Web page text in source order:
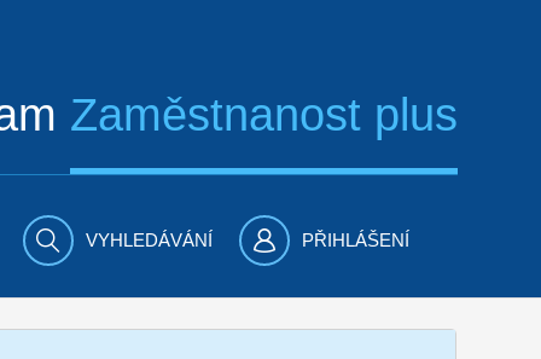
Zaměstnanost plus
VYHLEDÁVÁNÍ PŘIHLÁŠENÍ